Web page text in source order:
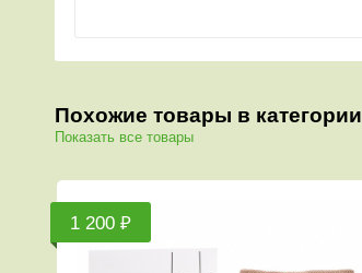
Похожие товары в категории
Показать все товары